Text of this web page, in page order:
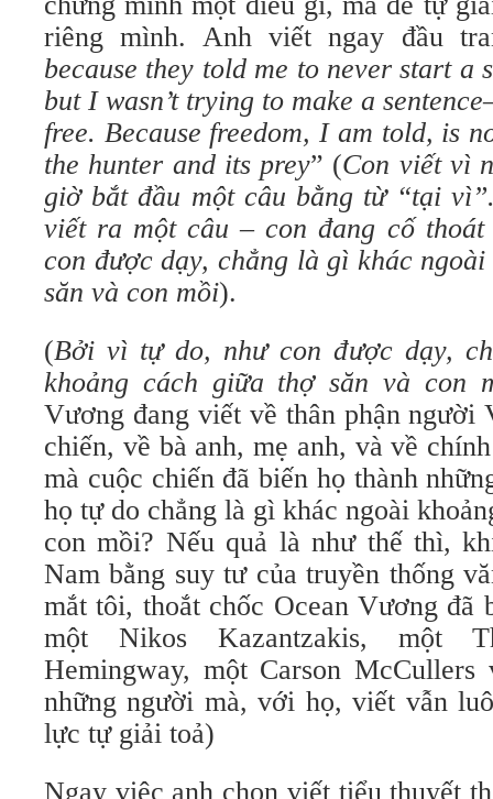
riêng mình. Anh viết ngay đầu
because they told me to never start a
but I wasn’t trying to make a
free. Because freedom, I am told, is
the hunter and its prey” (Con viết vì
giờ bắt đầu một câu bằng từ “tại
viết ra một câu – con đang cố
con được dạy, chẳng là gì khác
săn và con mồi).
(Bởi vì tự do, như con được dạy,
khoảng cách giữa thợ săn và con
Vương đang viết về thân phận người
chiến, về bà anh, mẹ anh, và về
mà cuộc chiến đã biến họ thành
họ tự do chẳng là gì khác ngoài
con mồi? Nếu quả là như thế thì,
Nam bằng suy tư của truyền thống
mắt tôi, thoắt chốc Ocean Vương đã
một Nikos Kazantzakis, một
Hemingway, một Carson
những người mà, với họ, viết vẫn
lực tự giải toả)
Ngay việc anh chọn viết tiểu thuyết